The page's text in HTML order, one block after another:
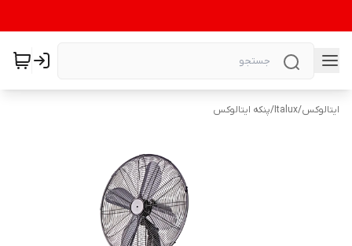
ایتالوکس/
Italux
/پنکه ایتالوکس